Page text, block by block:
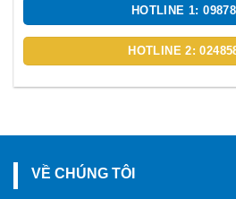
HOTLINE 1:
HOTLINE 2:
VỀ CHÚNG TÔI